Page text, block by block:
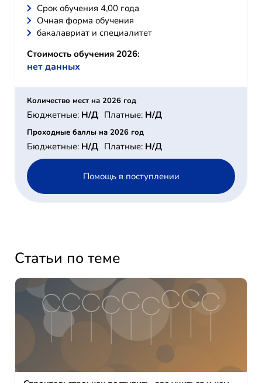
Cрок обучения 4,00 года
Очная форма обучения
бакалавриат и специалитет
Стоимость обучения 2026:
нет данных
Количество мест на 2026 год
Бюджетные: Н/Д Платные: Н/Д
Проходные баллы на 2026 год
Бюджетные: Н/Д Платные: Н/Д
Помощь в поступлении
Статьи по теме